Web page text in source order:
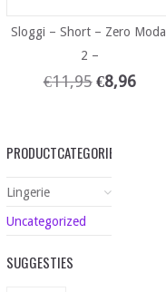
Sloggi – Short – Zero Modal
2 –
€11,95 €8,96
PRODUCTCATEGORIEËN
Lingerie
Uncategorized
SUGGESTIES